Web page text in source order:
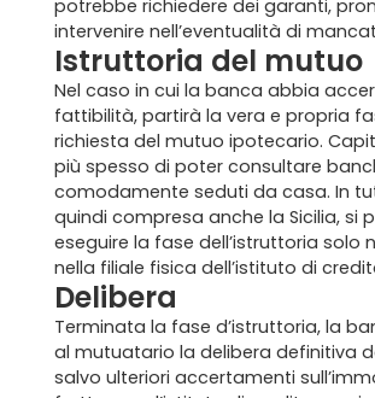
potrebbe richiedere dei garanti,
intervenire nell’eventualità di
Istruttoria del mutuo
Nel caso in cui la banca abbia
fattibilità, partirà la vera e propria
richiesta del mutuo ipotecario.
più spesso di poter consultare
comodamente seduti da casa. In
quindi compresa anche la Sicilia, si
eseguire la fase dell’istruttoria solo
nella filiale fisica dell’istituto di
Delibera
Terminata la fase d’istruttoria, la
al mutuatario la delibera definitiva
salvo ulteriori accertamenti